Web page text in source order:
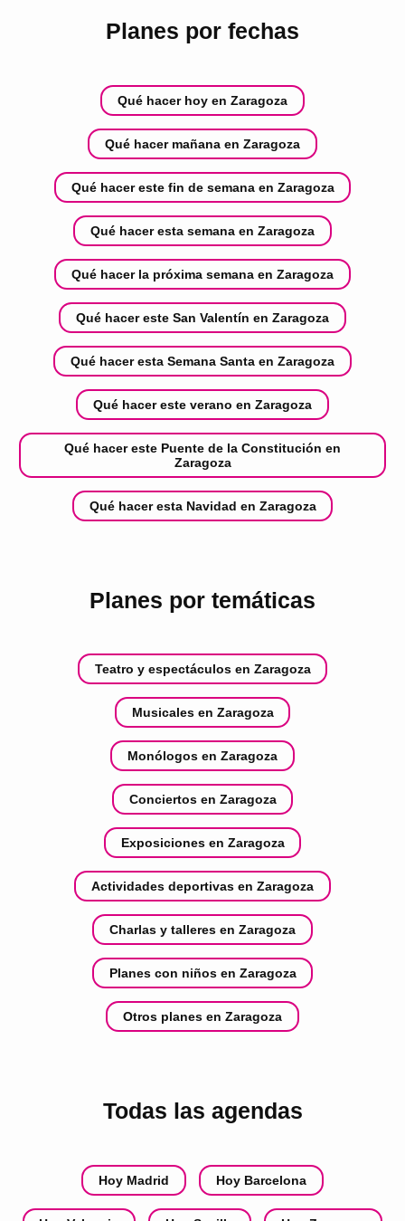
Planes por fechas
Qué hacer hoy en Zaragoza
Qué hacer mañana en Zaragoza
Qué hacer este fin de semana en Zaragoza
Qué hacer esta semana en Zaragoza
Qué hacer la próxima semana en Zaragoza
Qué hacer este San Valentín en Zaragoza
Qué hacer esta Semana Santa en Zaragoza
Qué hacer este verano en Zaragoza
Qué hacer este Puente de la Constitución en
Zaragoza
Qué hacer esta Navidad en Zaragoza
Planes por temáticas
Teatro y espectáculos en Zaragoza
Musicales en Zaragoza
Monólogos en Zaragoza
Conciertos en Zaragoza
Exposiciones en Zaragoza
Actividades deportivas en Zaragoza
Charlas y talleres en Zaragoza
Planes con niños en Zaragoza
Otros planes en Zaragoza
Todas las agendas
Hoy Madrid Hoy Barcelona